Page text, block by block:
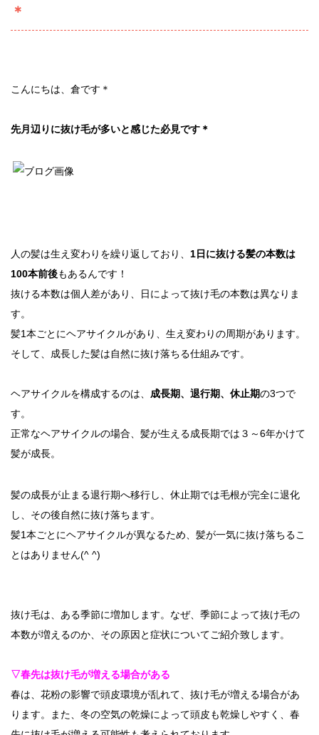
＊
こんにちは、倉です＊
先月辺りに抜け毛が多いと感じた必見です＊
人の髪は生え変わりを繰り返しており、 1日に抜ける髪の本数は
100本前後もあるんです！
抜ける本数は個人差があり、日によって抜け毛の本数は異なりま
す。
髪1本ごとにヘアサイクルがあり、生え変わりの周期があります。
そして、成長した髪は自然に抜け落ちる仕組みです。
ヘアサイクルを構成するのは、 成長期、退行期、休止期の3つで
す。
正常なヘアサイクルの場合、髪が生える成長期では３～6年かけて
髪が成長。
髪の成長が止まる退行期へ移行し、休止期では毛根が完全に退化
し、その後自然に抜け落ちます。
髪1本ごとにヘアサイクルが異なるため、髪が一気に抜け落ちるこ
とはありません(^ ^)
抜け毛は、ある季節に増加します。なぜ、季節によって抜け毛の
本数が増えるのか、その原因と症状についてご紹介致します。
▽春先は抜け毛が増える場合がある
春は、花粉の影響で頭皮環境が乱れて、抜け毛が増える場合があ
ります。また、冬の空気の乾燥によって頭皮も乾燥しやすく、春